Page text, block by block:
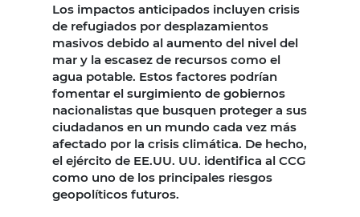
Los impactos anticipados incluyen crisis
de refugiados por desplazamientos
masivos debido al aumento del nivel del
mar y la escasez de recursos como el
agua potable. Estos factores podrían
fomentar el surgimiento de gobiernos
nacionalistas que busquen proteger a sus
ciudadanos en un mundo cada vez más
afectado por la crisis climática. De hecho,
el ejército de EE.UU. UU. identifica al CCG
como uno de los principales riesgos
geopolíticos futuros.